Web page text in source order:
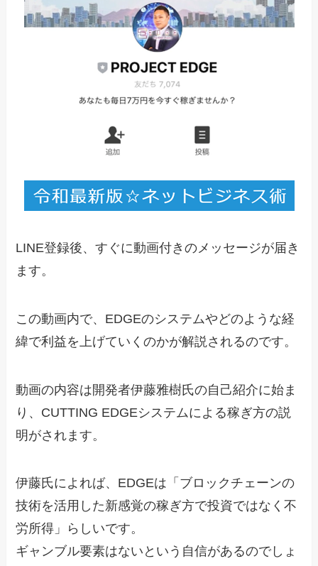
LINE登録後、すぐに動画付きのメッセージが届き
ます。
この動画内で、EDGEのシステムやどのような経
緯で利益を上げていくのかが解説されるのです。
動画の内容は開発者伊藤雅樹氏の自己紹介に始ま
り、CUTTING EDGEシステムによる稼ぎ方の説
明がされます。
伊藤氏によれば、EDGEは「ブロックチェーンの
技術を活用した新感覚の稼ぎ方で投資ではなく不
労所得」らしいです。
ギャンブル要素はないという自信があるのでしょ